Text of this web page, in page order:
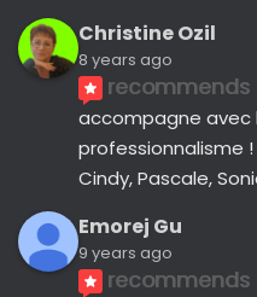
Christine Ozil
8 years ago
recommends
accompagne avec
professionnalisme !
Cindy, Pascale,
Emorej Gu
9 years ago
recommends